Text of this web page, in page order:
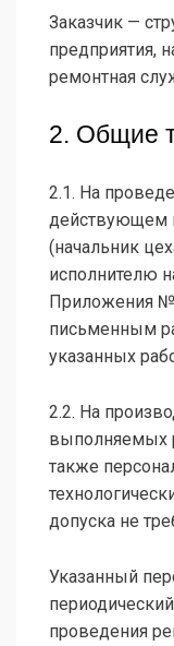
Заказчик —
предприятия,
ремонтная
2. Общие
2.1. На
действующем
(начальник
исполнителю
Приложения №
письменным
указанных
2.2. На
выполняемых
также
допуска не
Указанный
проведения